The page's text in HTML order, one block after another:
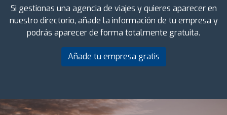
Si gestionas una agencia de viajes y quieres aparecer en
nuestro directorio, añade la información de tu empresa y
podrás aparecer de forma totalmente gratuita.
Añade tu empresa gratis